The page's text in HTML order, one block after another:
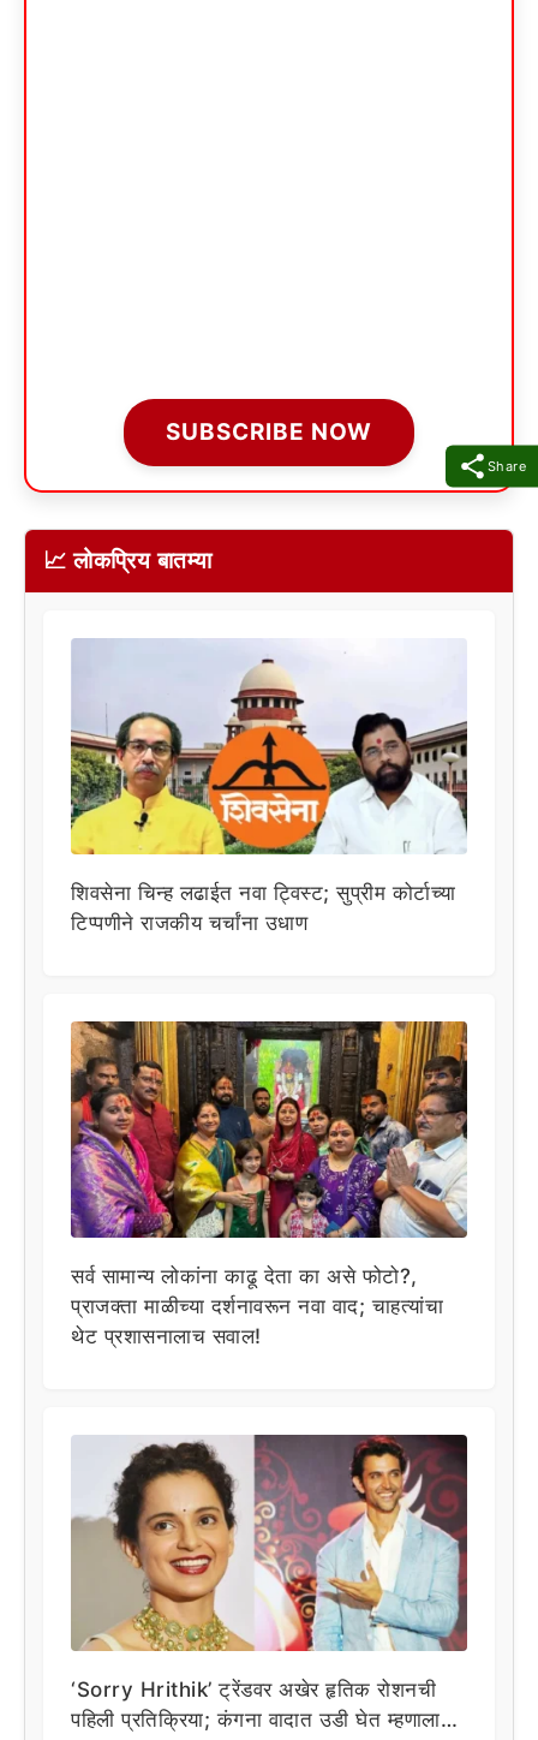
Share
SUBSCRIBE NOW
📈 लोकप्रिय बातम्या
शिवसेना चिन्ह लढाईत नवा ट्विस्ट; सुप्रीम कोर्टाच्या
टिप्पणीने राजकीय चर्चांना उधाण
सर्व सामान्य लोकांना काढू देता का असे फोटो?,
प्राजक्ता माळीच्या दर्शनावरून नवा वाद; चाहत्यांचा
थेट प्रशासनालाच सवाल!
‘Sorry Hrithik’ ट्रेंडवर अखेर हृतिक रोशनची
पहिली प्रतिक्रिया; कंगना वादात उडी घेत म्हणाला…